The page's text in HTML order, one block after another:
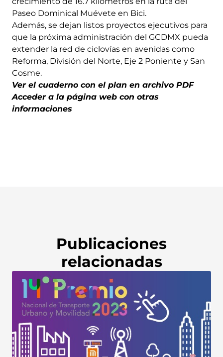
Paseo Dominical Muévete en Bici.
Además, se dejan listos proyectos ejecutivos para
que la próxima administración del GCDMX pueda
extender la red de ciclovías en avenidas como
Reforma, División del Norte, Eje 2 Poniente y San
Cosme.
Ver el cuaderno con el plan en archivo PDF
Acceder a la página web con otras
informaciones
Publicaciones
relacionadas